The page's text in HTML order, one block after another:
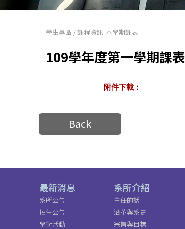
學生專區 /課程資訊-本學期課表
109學年度第一學期課表
附件下載：
Back
最新消息
系所公告
招生公告
學術活動
系所介紹
主任的話
沿革與系史
宗旨與目標